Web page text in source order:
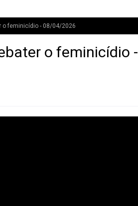
o feminicídio - 08/04/2026
o feminicídio -